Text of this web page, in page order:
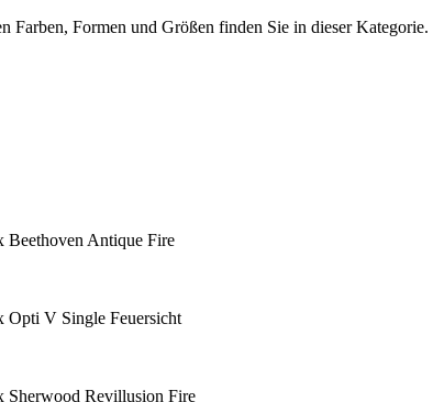
Farben, Formen und Größen finden Sie in dieser Kategorie.